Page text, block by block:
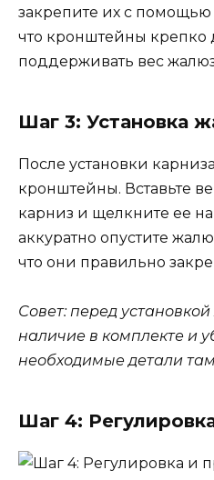
закрепите их с
что кронштейны крепко
поддерживать вес
Шаг 3: Установка
После установки
кронштейны. Вставьте
карниз и щелкните ее на
аккуратно опустите
что они правильно
Совет: перед
наличие в комплекте и
необходимые детали
Шаг 4: